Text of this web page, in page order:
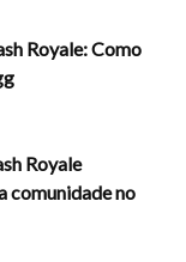
Royale: Como
Royale
comunidade no